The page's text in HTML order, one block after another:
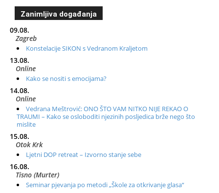
Zanimljiva događanja
09.08.
Zagreb
Konstelacije SIKON s Vedranom Kraljetom
13.08.
Online
Kako se nositi s emocijama?
14.08.
Online
Vedrana Meštrović: ONO ŠTO VAM NITKO NIJE REKAO O
TRAUMI – Kako se osloboditi njezinih posljedica brže nego što
mislite
15.08.
Otok Krk
Ljetni DOP retreat – Izvorno stanje sebe
16.08.
Tisno (Murter)
Seminar pjevanja po metodi „Škole za otkrivanje glasa“